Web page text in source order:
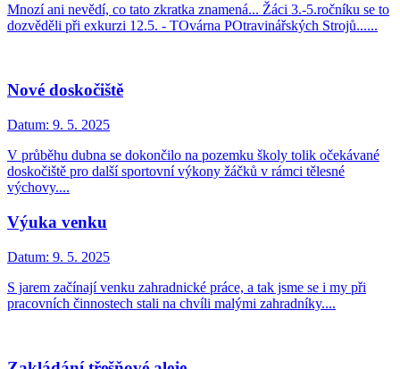
Mnozí ani nevědí, co tato zkratka znamená... Žáci 3.-5.ročníku se to
dozvěděli při exkurzi 12.5. - TOvárna POtravinářských Strojů......
Nové doskočiště
Datum: 9. 5. 2025
V průběhu dubna se dokončilo na pozemku školy tolik očekávané
doskočiště pro další sportovní výkony žáčků v rámci tělesné
výchovy....
Výuka venku
Datum: 9. 5. 2025
S jarem začínají venku zahradnické práce, a tak jsme se i my při
pracovních činnostech stali na chvíli malými zahradníky....